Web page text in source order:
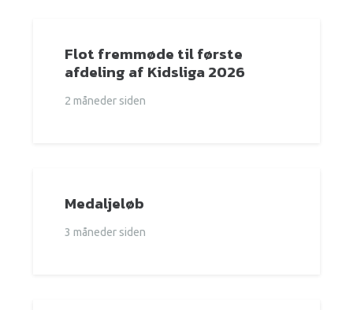
Flot fremmøde til første
afdeling af Kidsliga 2026
2 måneder siden
Medaljeløb
3 måneder siden